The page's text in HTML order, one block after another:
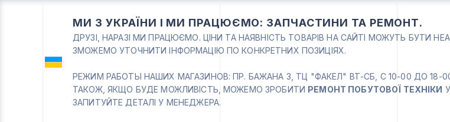
МИ З УКРАЇНИ І МИ ПРАЦЮЄМО: ЗАПЧАСТИНИ ТА РЕМОНТ.
ДРУЗІ, НАРАЗІ МИ ПРАЦЮЄМО. ЦІНИ ТА НАЯВНІСТЬ ТОВАРІВ НА САЙТІ МОЖУТЬ БУТИ
ЗМОЖЕМО УТОЧНИТИ ІНФОРМАЦІЮ ПО КОНКРЕТНИХ ПОЗИЦІЯХ.
РЕЖИМ РАБОТЫ НАШИХ МАГАЗИНОВ: ПР. БАЖАНА 3, ТЦ "ФАКЕЛ" ВТ-СБ, С 10-00 ДО 18-
ТАКОЖ, ЯКЩО БУДЕ МОЖЛИВІСТЬ, МОЖЕМО ЗРОБИТИ РЕМОНТ ПОБУТОВОЇ ТЕХНІКИ
ЗАПИТУЙТЕ ДЕТАЛІ У МЕНЕДЖЕРА.